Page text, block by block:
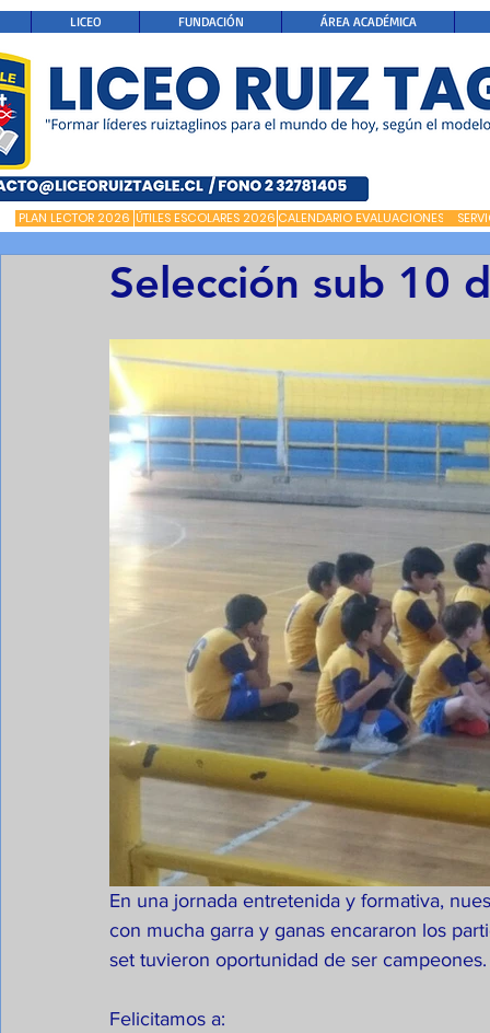
LICEO FUNDACIÓN ÁREA ACADÉMICA
PLAN LECTOR 2026 ÚTILES ESCOLARES 2026 CALENDARIO EVALUACIONES
Selección sub 10
En una jornada entretenida y formativa,
con mucha garra y ganas encararon los
set tuvieron oportunidad de ser
Felicitamos a: